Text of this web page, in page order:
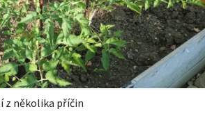
z několika příčin